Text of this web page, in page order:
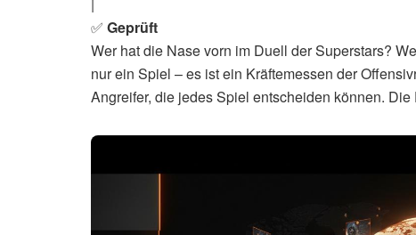
✅ Geprüft
Wer hat die Nase vorn im Duell der Superstars?
nur ein Spiel – es ist ein Kräftemessen der
Angreifer, die jedes Spiel entscheiden können.